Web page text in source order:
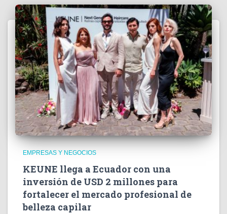
EMPRESAS Y NEGOCIOS
KEUNE llega a Ecuador con una
inversión de USD 2 millones para
fortalecer el mercado profesional de
belleza capilar